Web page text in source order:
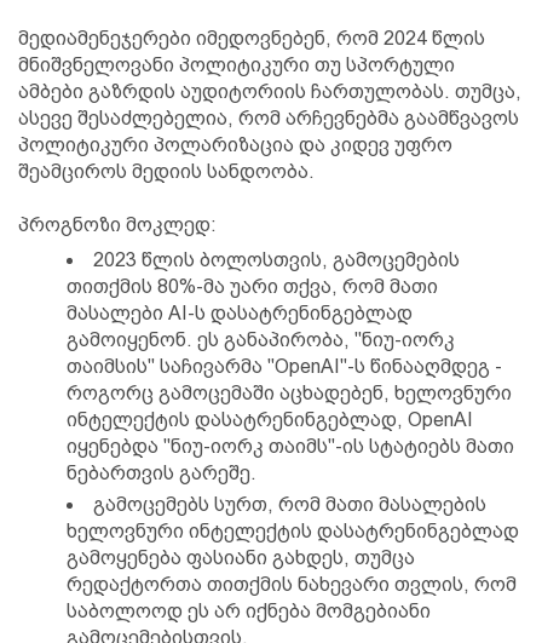
მედიამენეჯერები იმედოვნებენ, რომ 2024 წლის
მნიშვნელოვანი პოლიტიკური თუ სპორტული
ამბები გაზრდის აუდიტორიის ჩართულობას. თუმცა,
ასევე შესაძლებელია, რომ არჩევნებმა გაამწვავოს
პოლიტიკური პოლარიზაცია და კიდევ უფრო
შეამციროს მედიის სანდოობა.
პროგნოზი მოკლედ:
2023 წლის ბოლოსთვის, გამოცემების
თითქმის 80%-მა უარი თქვა, რომ მათი
მასალები AI-ს დასატრენინგებლად
გამოიყენონ. ეს განაპირობა, "ნიუ-იორკ
თაიმსის" საჩივარმა "OpenAI"-ს წინააღმდეგ -
როგორც გამოცემაში აცხადებენ, ხელოვნური
ინტელექტის დასატრენინგებლად, OpenAI
იყენებდა "ნიუ-იორკ თაიმს"-ის სტატიებს მათი
ნებართვის გარეშე.
გამოცემებს სურთ, რომ მათი მასალების
ხელოვნური ინტელექტის დასატრენინგებლად
გამოყენება ფასიანი გახდეს, თუმცა
რედაქტორთა თითქმის ნახევარი თვლის, რომ
საბოლოოდ ეს არ იქნება მომგებიანი
გამოცემებისთვის.